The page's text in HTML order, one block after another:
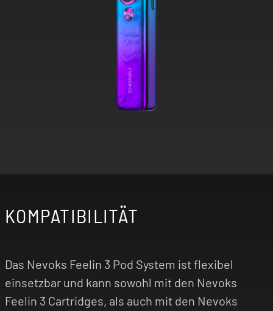
KOMPATIBILITÄT
Das Nevoks Feelin 3 Pod System ist flexibel
einsetzbar und kann sowohl mit den Nevoks
Feelin 3 Cartridges, als auch mit den Nevoks